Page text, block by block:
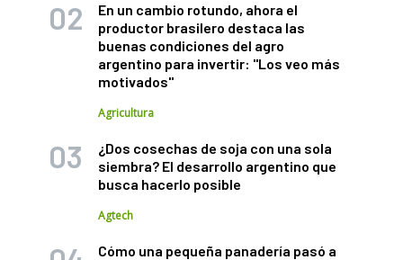
En un cambio rotundo, ahora el
productor brasilero destaca las
buenas condiciones del agro
argentino para invertir: "Los veo más
motivados"
Agricultura
¿Dos cosechas de soja con una sola
siembra? El desarrollo argentino que
busca hacerlo posible
Agtech
Cómo una pequeña panadería pasó a